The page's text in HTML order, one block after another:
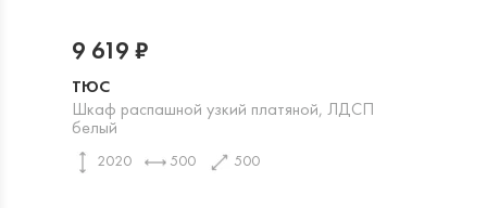
ТЮС
Шкаф распашной узкий платяной, ЛДСП
белый
2020 500 500
9 619 ₽